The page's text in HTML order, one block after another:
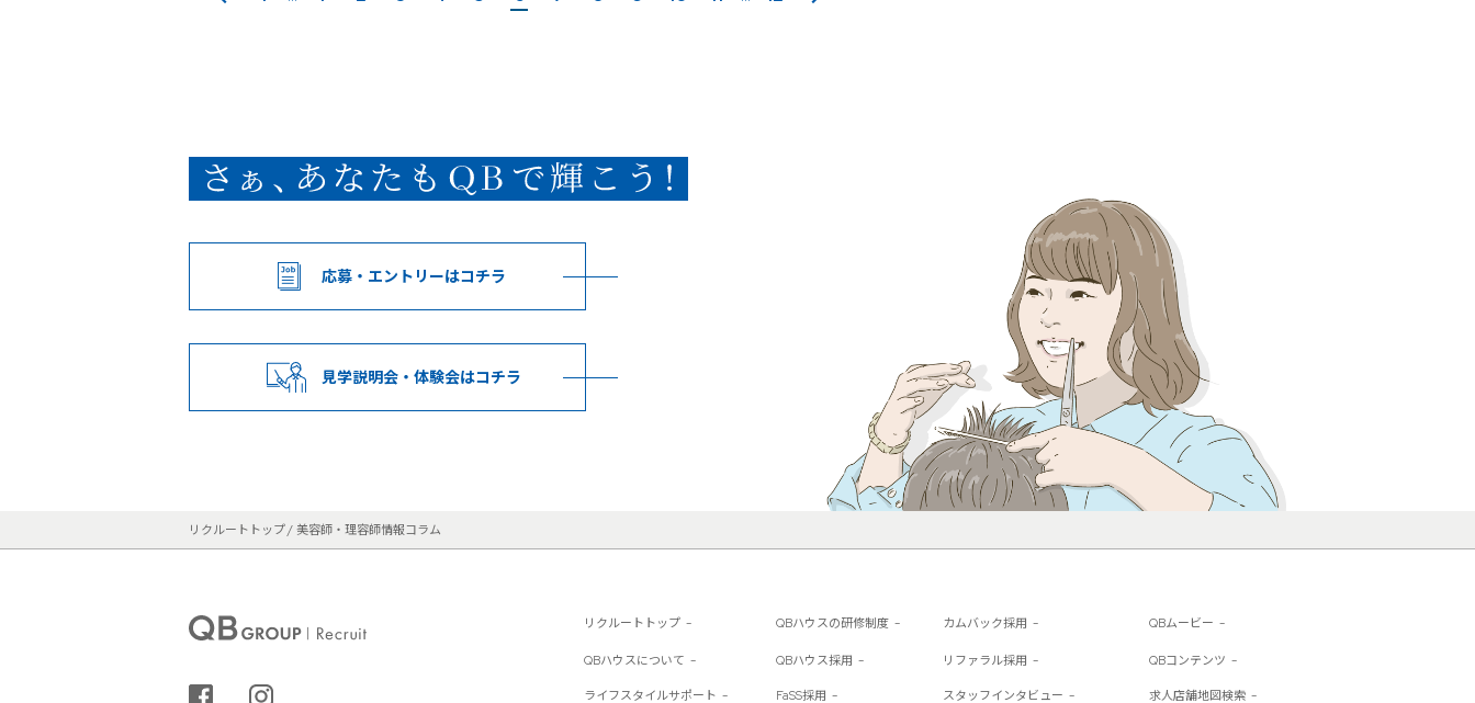
応募・エントリーはコチラ
見学説明会・ 体験会はコチラ
リクルートトップ 美容師・理容師情報コラム
シェアする
リクルートトップ
QBハウスについて
ライフスタイルサポート
QBハウスの研修制度
QBハウス採用
FaSS採用
カムバック採用
リファラル採用
スタッフインタビュー
QBムービー
QBコンテンツ
求人店舗地図検索